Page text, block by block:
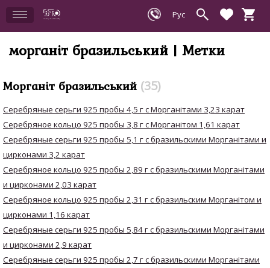
морганіт бразильський | Метки
Морганіт бразильський 35
Серебряные серьги 925 пробы 4,5 г с Морганітами 3,23 карат
Серебряное кольцо 925 пробы 3,8 г с Морганітом 1,61 карат
Серебряные серьги 925 пробы 5,1 г с бразильскими Морганітами и
цирконами 3,2 карат
Серебряное кольцо 925 пробы 2,89 г с бразильскими Морганітами
и цирконами 2,03 карат
Серебряное кольцо 925 пробы 2,31 г с бразильским Морганітом и
цирконами 1,16 карат
Серебряные серьги 925 пробы 5,84 г с бразильскими Морганітами
и цирконами 2,9 карат
Серебряные серьги 925 пробы 2,7 г с бразильскими Морганітами